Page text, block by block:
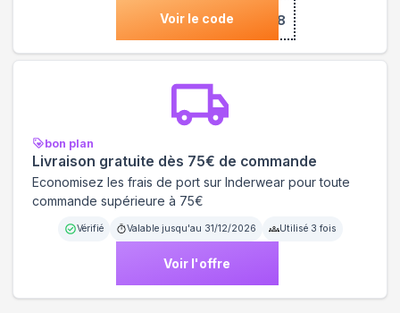
Voir le code
***NVENUE18
bon plan
Livraison gratuite dès 75€ de commande
Economisez les frais de port sur Inderwear pour toute
commande supérieure à 75€
Vérifié Valable jusqu'au 31/12/2026 Utilisé 3 fois
Voir l'offre